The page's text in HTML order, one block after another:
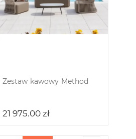
Zestaw kawowy Method
21 975.00 zł